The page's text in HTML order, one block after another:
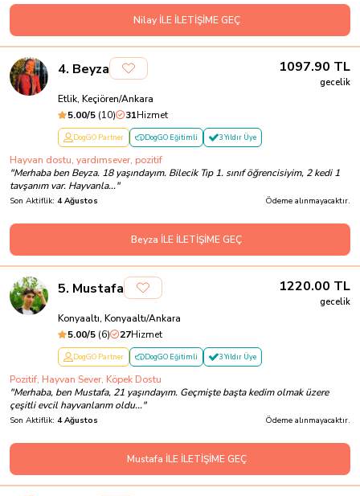
Nilay İLE İLETİŞİME GEÇ
4. Beyza 1097.90 TL
gecelik
Etlik, Keçiören/Ankara
5.00/5 (10) 31Hizmet
DogGO Partner DogGO Eğitimli 3 Yıldır Üye
Hayvan dostu, yardımsever, pozitif
"Merhaba ben Beyza. 18 yaşındayım. Bilecik Tıp 1. sınıf öğrencisiyim, 2 kedi 1
tavşanım var. Hayvanla..."
Son Aktiflik: 4 Ağustos Ödeme alınmayacaktır.
Beyza İLE İLETİŞİME GEÇ
5. Mustafa 1220.00 TL
gecelik
Konyaaltı, Konyaaltı/Ankara
5.00/5 (6) 27Hizmet
DogGO Partner DogGO Eğitimli 3 Yıldır Üye
Pozitif, Hayvan Sever, Köpek Dostu
"Merhaba, ben Mustafa, 21 yaşındayım. Geçmişte başta kedim olmak üzere
çeşitli evcil hayvanlarım oldu..."
Son Aktiflik: 4 Ağustos Ödeme alınmayacaktır.
Mustafa İLE İLETİŞİME GEÇ